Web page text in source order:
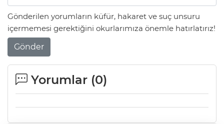
Gönderilen yorumların küfür, hakaret ve suç unsuru
içermemesi gerektiğini okurlarımıza önemle hatırlatırız!
Gönder
Yorumlar (0)